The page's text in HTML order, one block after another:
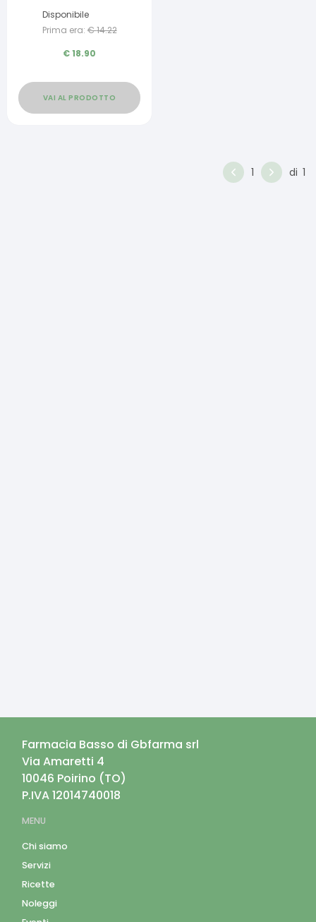
RITAGLIABILE
Disponibile
Prima era: €14.22
€18.90
VAI AL PRODOTTO
1 di 1
Farmacia Basso di Gbfarma srl
Via Amaretti 4
10046 Poirino (TO)
P.IVA12014740018
MENU
Chi siamo
Servizi
Ricette
Noleggi